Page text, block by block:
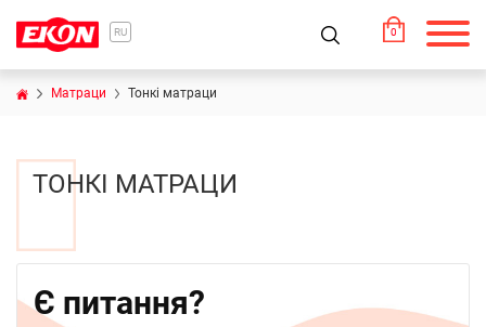
RU 0
Матраци Тонкі матраци
ТОНКІ МАТРАЦИ
Є питання?